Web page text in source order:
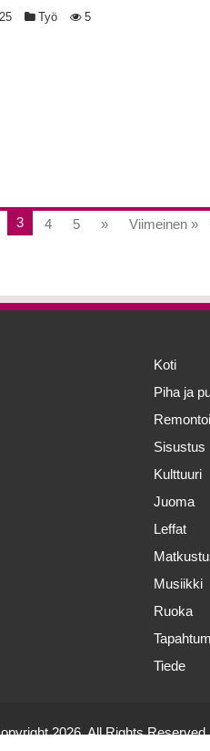
Työ 5
3 4 5 » Viimeinen »
Koti
Piha ja
Sisustus
Kulttuuri
Juoma
Leffat
Musiikki
Ruoka
Tiede
2026, All Rights Reserved